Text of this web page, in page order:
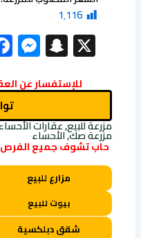
1٬116
X
للإستفسار عن
مزرعة للبيع, عقارات
مزرعة صك, الأحساء
حاب تشوف جميع الفرص
مزارع للبيع
بيوت للبيع
شقق دبلكسية